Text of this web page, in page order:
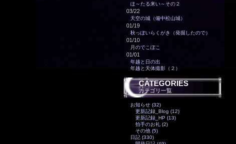
ほ～たる来い～その２
03/22
天空の城（備中松山城）
01/19
秋っぽいらくがき（発掘したので）
01/10
月のでこぼこ
01/01
年越と日の出
年越と天体撮影（２）
CATEGORIES
カテゴリ一覧
お知らせ (32)
更新記録_Blog (12)
更新記録_HP (13)
拍手のお礼 (2)
その他 (5)
日記 (330)